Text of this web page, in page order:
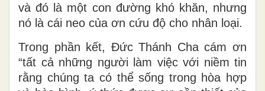
và đó là một con đường khó khăn, nhưng
nó là cái neo của ơn cứu độ cho nhân loại.
Trong phần kết, Đức Thánh Cha cám ơn
“tất cả những người làm việc với niềm tin
rằng chúng ta có thể sống trong hòa hợp